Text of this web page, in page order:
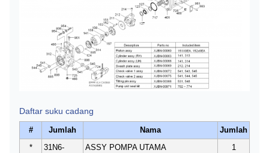
Daftar suku cadang
# Jumlah Nama
Jumlah
*
31N6-
ASSY POMPA UTAMA
1